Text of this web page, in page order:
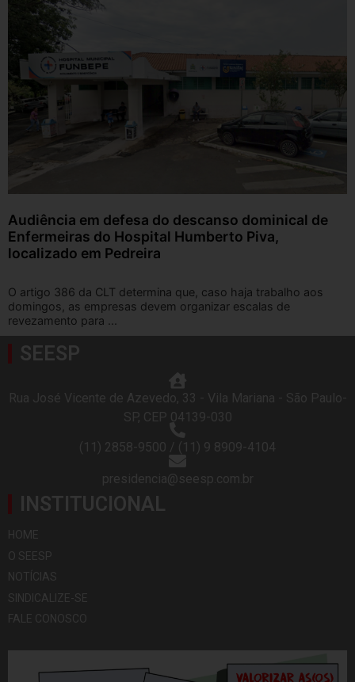
Audiência em defesa do descanso dominical de
Enfermeiras do Hospital Humberto Piva,
localizado em Pedreira
O artigo 386 da CLT determina que, caso haja trabalho aos
domingos, as empresas devem organizar escalas de
revezamento para ...
SEESP
Rua José Vicente de Azevedo, 33 - Vila Mariana - São Paulo-
SP, CEP 04139-030
(11) 2858-9500 / (11) 9 8909-4104
presidencia@seesp.com.br
INSTITUCIONAL
HOME
O SEESP
NOTÍCIAS
SINDICALIZE-SE
FALE CONOSCO